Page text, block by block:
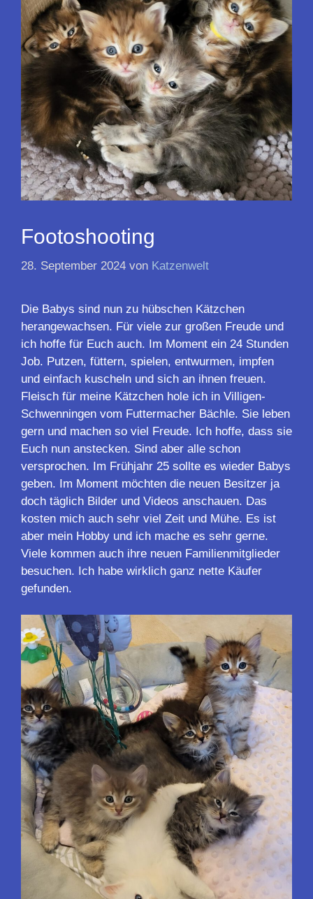
Footoshooting
28. September 2024 von Katzenwelt
Die Babys sind nun zu hübschen Kätzchen
herangewachsen. Für viele zur großen Freude und
ich hoffe für Euch auch. Im Moment ein 24 Stunden
Job. Putzen, füttern, spielen, entwurmen, impfen
und einfach kuscheln und sich an ihnen freuen.
Fleisch für meine Kätzchen hole ich in Villigen-
Schwenningen vom Futtermacher Bächle. Sie leben
gern und machen so viel Freude. Ich hoffe, dass sie
Euch nun anstecken. Sind aber alle schon
versprochen. Im Frühjahr 25 sollte es wieder Babys
geben. Im Moment möchten die neuen Besitzer ja
doch täglich Bilder und Videos anschauen. Das
kosten mich auch sehr viel Zeit und Mühe. Es ist
aber mein Hobby und ich mache es sehr gerne.
Viele kommen auch ihre neuen Familienmitglieder
besuchen. Ich habe wirklich ganz nette Käufer
gefunden.